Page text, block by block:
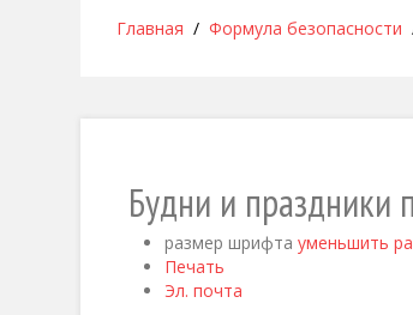
Главная Формула безопасности
Будни и праздники
размер шрифта уменьшить
Печать
Эл. почта